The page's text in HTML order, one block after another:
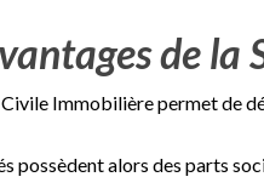
de la
Civile Immobilière permet de
possèdent alors des parts